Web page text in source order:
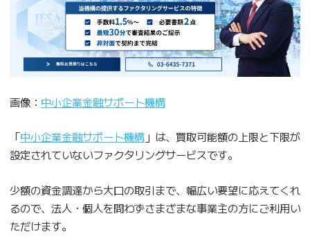
画像： 中小企業金融サポート機構
「中小企業金融サポート機構」は、買取可能額の上限と下限が
設定されていないファクタリングサービスです。
少額の資金調達から大口の取引まで、幅広い要望に応えてくれ
るので、法人・個人を問わずさまざまな事業主の方にご利用い
ただけます。